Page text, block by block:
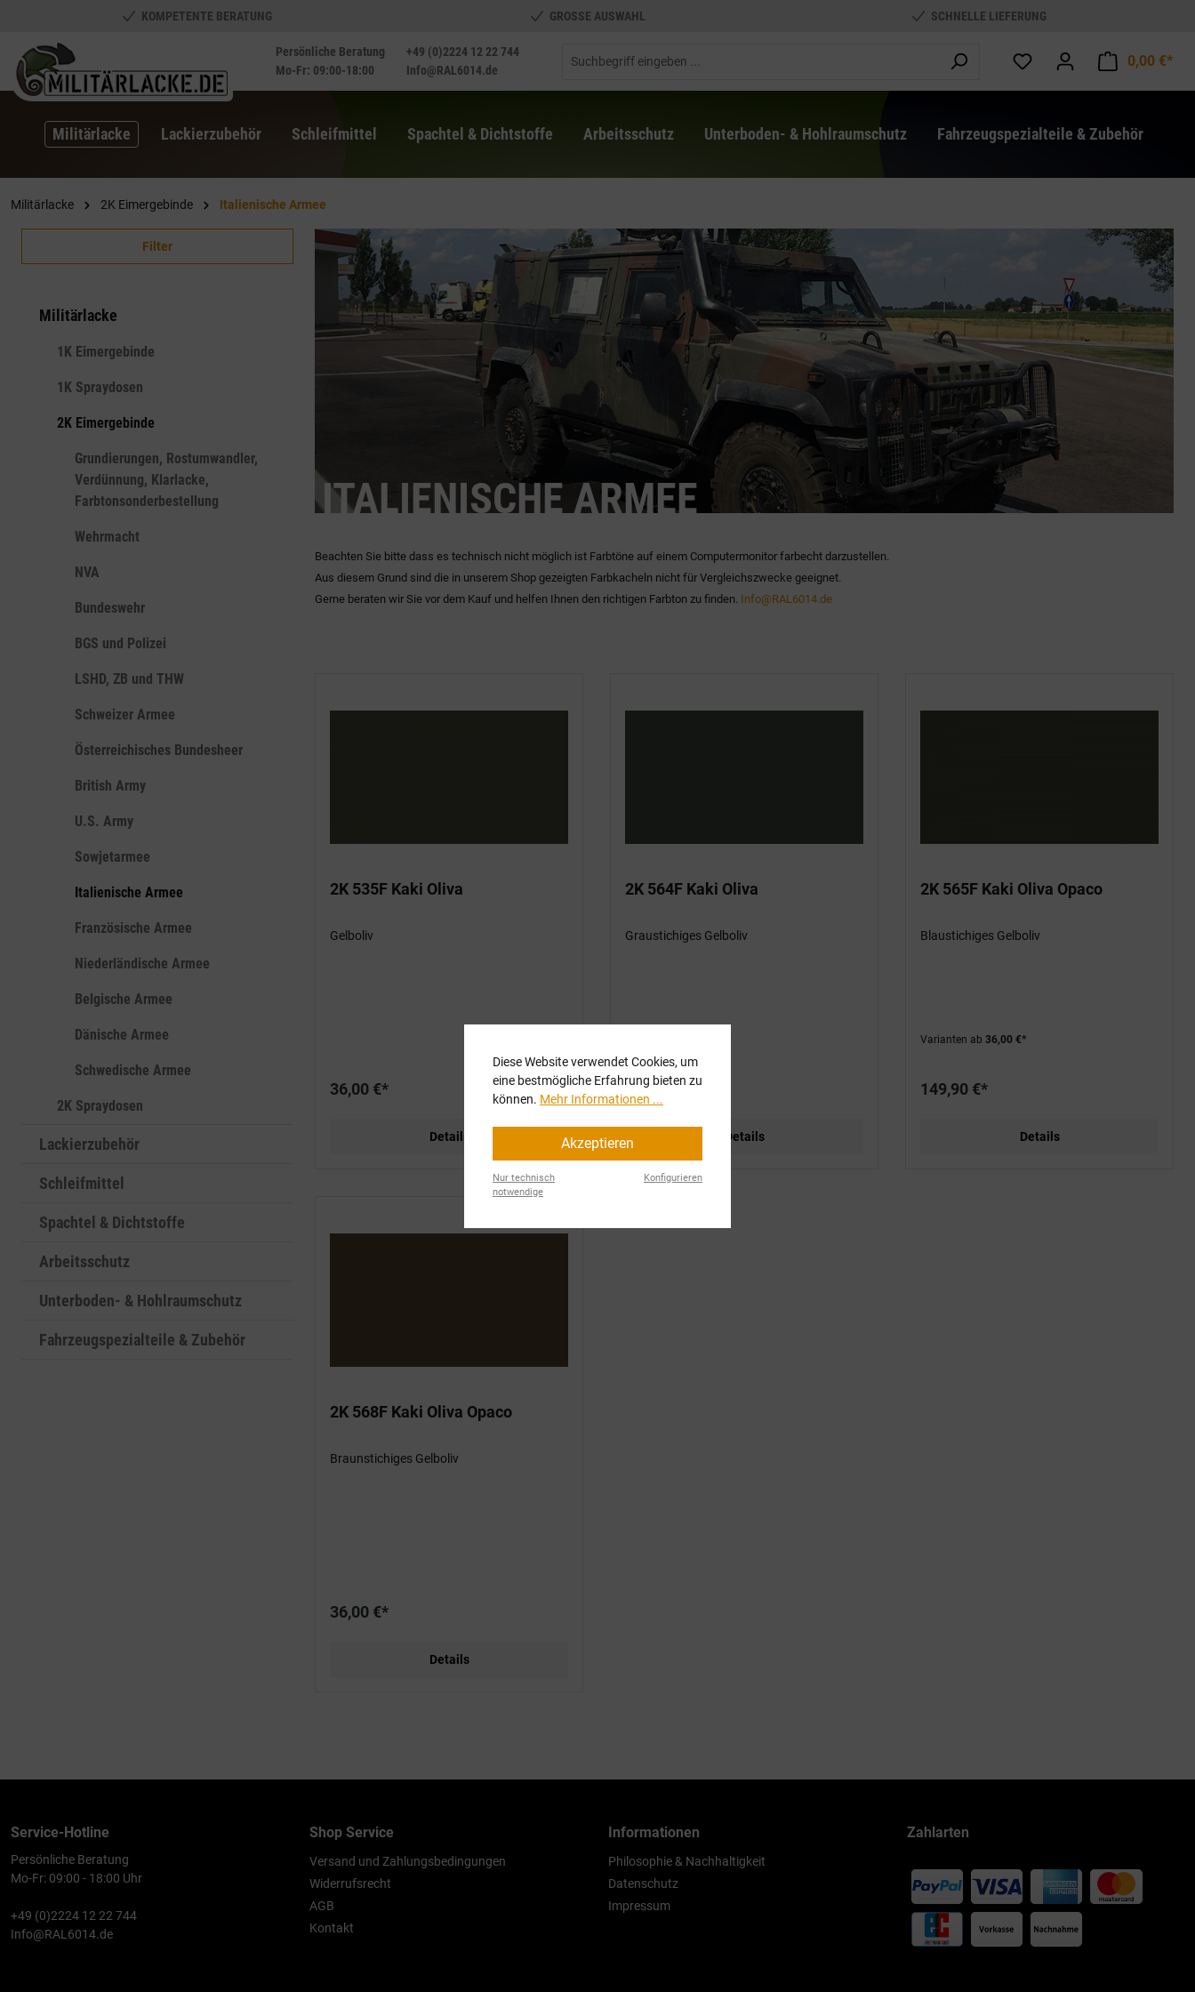
Zur Hauptnavigation springen
KOMPETENTE BERATUNG GROSSE AUSWAHL SCHNELLE LIEFERUNG
Persönliche Beratung
Mo-Fr: 09:00-18:00
+49 (0)2224 12 22 744
Info@RAL6014.de
0,00 €*
Militärlacke Lackierzubehör Schleifmittel Spachtel & Dichtstoffe Arbeitsschutz Unterboden- & Hohlraumschutz Fahrzeugspezialteile & Zubehör
Militärlacke 2K Eimergebinde Italienische Armee
Filter
Militärlacke
1K Eimergebinde
1K Spraydosen
2K Eimergebinde
Grundierungen, Rostumwandler,
Verdünnung, Klarlacke,
Farbtonsonderbestellung
Wehrmacht
NVA
Bundeswehr
BGS und Polizei
LSHD, ZB und THW
Schweizer Armee
Österreichisches Bundesheer
British Army
U.S. Army
Sowjetarmee
Italienische Armee
Französische Armee
Niederländische Armee
Belgische Armee
Dänische Armee
Schwedische Armee
2K Spraydosen
Lackierzubehör
Schleifmittel
Spachtel & Dichtstoffe
Arbeitsschutz
Unterboden- & Hohlraumschutz
Fahrzeugspezialteile & Zubehör
ITALIENISCHE ARMEE
Beachten Sie bitte dass es technisch nicht möglich ist Farbtöne auf einem Computermonitor farbecht darzustellen.
Aus diesem Grund sind die in unserem Shop gezeigten Farbkacheln nicht für Vergleichszwecke geeignet.
Gerne beraten wir Sie vor dem Kauf und helfen Ihnen den richtigen Farbton zu finden. Info@RAL6014.de
2K 535F Kaki Oliva
Gelboliv
36,00 €*
Details
2K 564F Kaki Oliva
Graustichiges Gelboliv
149,90 €*
Details
2K 565F Kaki Oliva Opaco
Blaustichiges Gelboliv
Varianten ab 36,00 €*
149,90 €*
Details
2K 568F Kaki Oliva Opaco
Braunstichiges Gelboliv
36,00 €*
Details
Service-Hotline
Persönliche Beratung
Mo-Fr: 09:00 - 18:00 Uhr
+49 (0)2224 12 22 744
Info@RAL6014.de
Shop Service
Versand und Zahlungsbedingungen
Widerrufsrecht
AGB
Kontakt
Informationen
Philosophie & Nachhaltigkeit
Datenschutz
Impressum
Zahlarten
Diese Website verwendet Cookies, um
eine bestmögliche Erfahrung bieten zu
können. Mehr Informationen ...
Akzeptieren
Nur technisch
notwendige
Konfigurieren